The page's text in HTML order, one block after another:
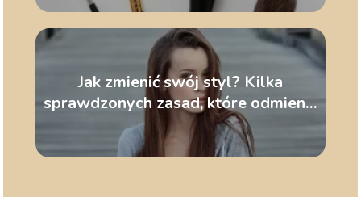
Jak zmienić swój styl? Kilka
sprawdzonych zasad, które odmienią
nasz wygląd